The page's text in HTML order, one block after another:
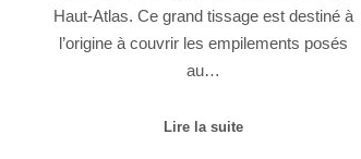
Haut-Atlas. Ce grand tissage est destiné à
l’origine à couvrir les empilements posés
au…
Lire la suite